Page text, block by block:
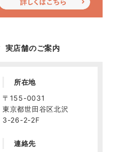
実店舗のご案内
所在地
〒155-0031
東京都世田谷区北沢
3-26-2-2F
連絡先